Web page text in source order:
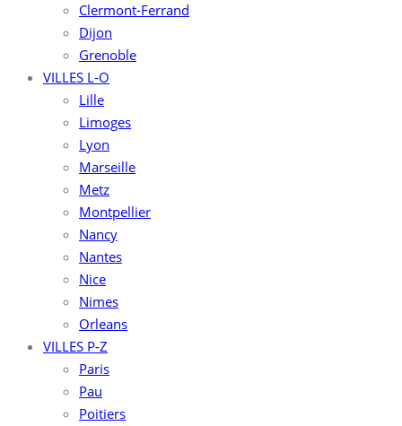
Clermont-Ferrand
Dijon
Grenoble
VILLES L-O
Lille
Limoges
Lyon
Marseille
Metz
Montpellier
Nancy
Nantes
Nice
Nimes
Orleans
VILLES P-Z
Paris
Pau
Poitiers